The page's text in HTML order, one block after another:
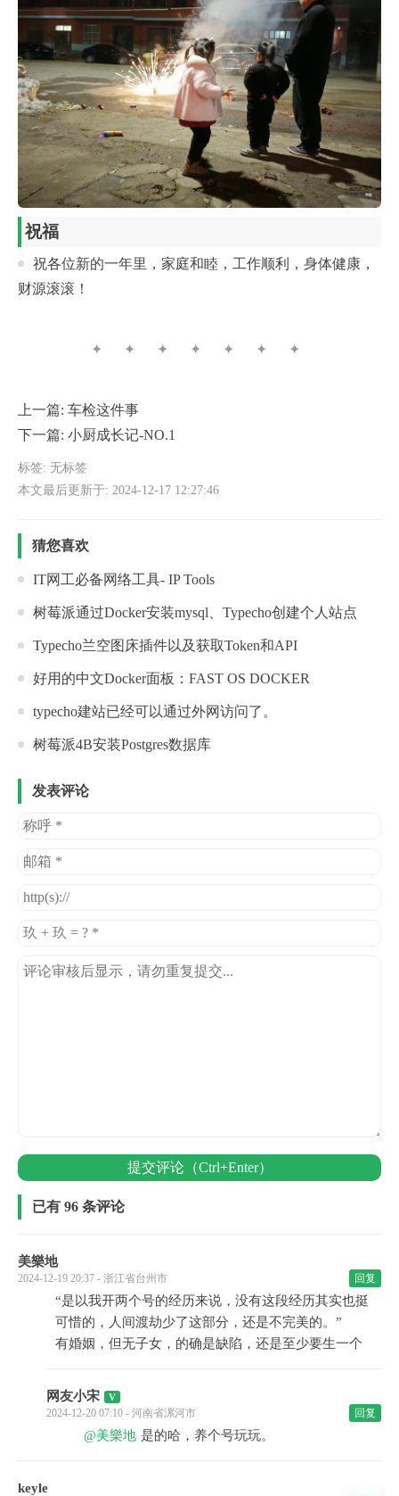
祝福
祝各位新的一年里，家庭和睦，工作顺利，身体健康，
财源滚滚！
✦ ✦ ✦ ✦ ✦ ✦ ✦
上一篇: 车检这件事
下一篇: 小厨成长记-NO.1
标签: 无标签
本文最后更新于: 2024-12-17 12:27:46
猜您喜欢
IT网工必备网络工具- IP Tools
树莓派通过Docker安装mysql、Typecho创建个人站点
Typecho兰空图床插件以及获取Token和API
好用的中文Docker面板：FAST OS DOCKER
typecho建站已经可以通过外网访问了。
树莓派4B安装Postgres数据库
发表评论
提交评论（Ctrl+Enter）
已有 96 条评论
美樂地
2024-12-19 20:37 - 浙江省台州市 回复
“是以我开两个号的经历来说，没有这段经历其实也挺
可惜的，人间渡劫少了这部分，还是不完美的。”
有婚姻，但无子女，的确是缺陷，还是至少要生一个
网友小宋
2024-12-20 07:10 - 河南省漯河市 回复
@美樂地 是的哈，养个号玩玩。
keyle